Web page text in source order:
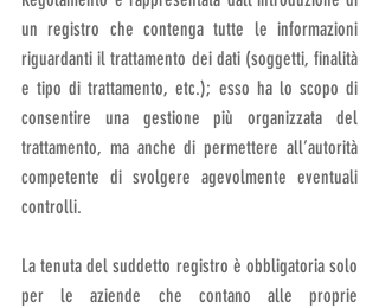
un registro che contenga tutte le informazioni
riguardanti il trattamento dei dati (soggetti, finalità
e tipo di trattamento, etc.); esso ha lo scopo di
consentire una gestione più organizzata del
trattamento, ma anche di permettere all’autorità
competente di svolgere agevolmente eventuali
controlli.
La tenuta del suddetto registro è obbligatoria solo
per le aziende che contano alle proprie